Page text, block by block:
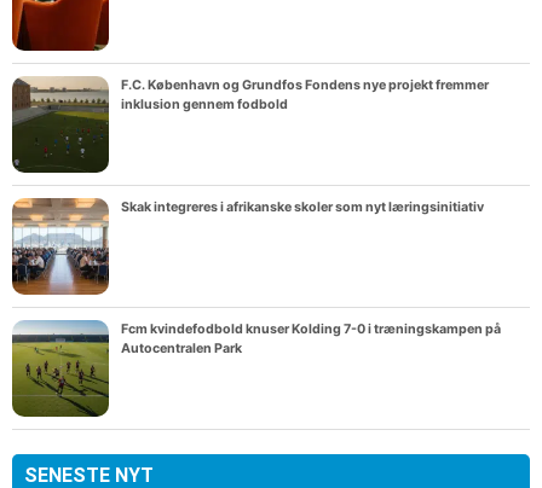
F.C. København og Grundfos Fondens nye projekt fremmer
inklusion gennem fodbold
Skak integreres i afrikanske skoler som nyt læringsinitiativ
Fcm kvindefodbold knuser Kolding 7-0 i træningskampen på
Autocentralen Park
SENESTE NYT